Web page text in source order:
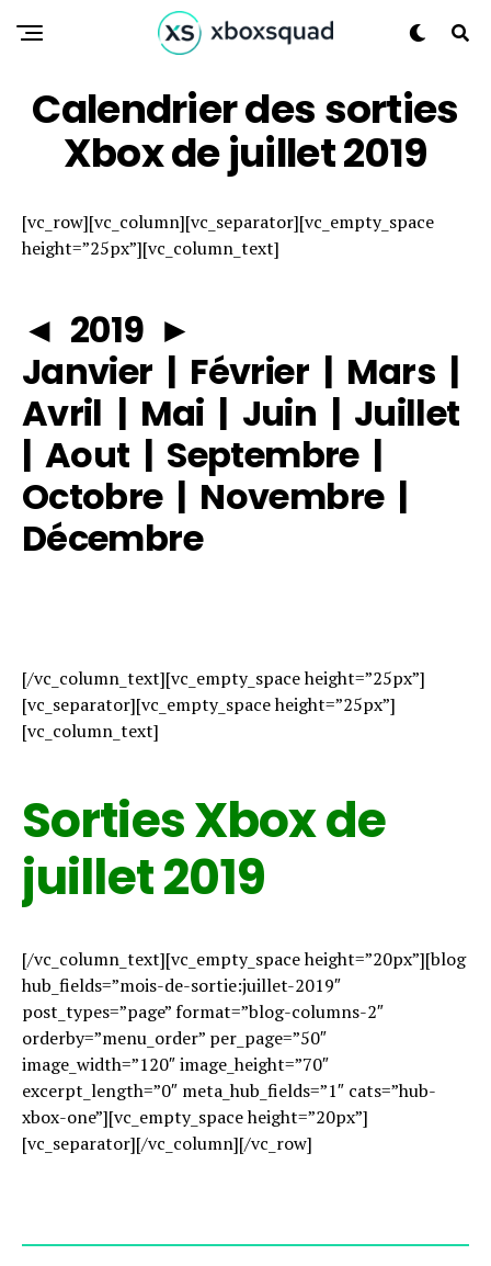
Calendrier des sorties
Xbox de juillet 2019
[vc_row][vc_column][vc_separator][vc_empty_space
height=”25px”][vc_column_text]
◄ 2019 ►
Janvier | Février| Mars |
Avril | Mai | Juin | Juillet
|Aout | Septembre|
Octobre| Novembre|
Décembre
[/vc_column_text][vc_empty_space height=”25px”]
[vc_separator][vc_empty_space height=”25px”]
[vc_column_text]
Sorties Xbox de
juillet 2019
[/vc_column_text][vc_empty_space height=”20px”][blog
hub_fields=”mois-de-sortie:juillet-2019″
post_types=”page” format=”blog-columns-2″
orderby=”menu_order” per_page=”50″
image_width=”120″ image_height=”70″
excerpt_length=”0″ meta_hub_fields=”1″ cats=”hub-
xbox-one”][vc_empty_space height=”20px”]
[vc_separator][/vc_column][/vc_row]